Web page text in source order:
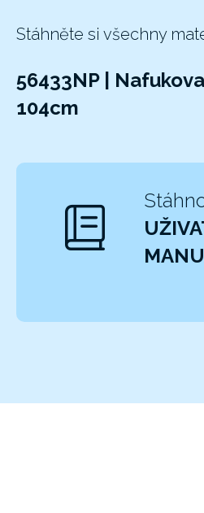
Stáhněte si všechny
56433NP |
104cm